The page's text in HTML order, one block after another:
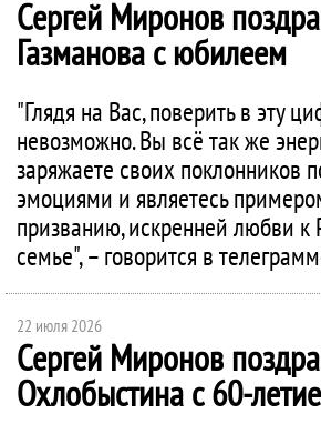
Сергей Миронов
Газманова с юбилеем
"Глядя на Вас, поверить в эту
невозможно. Вы всё так же
заряжаете своих поклонников
эмоциями и являетесь
призванию, искренней любви к
семье", – говорится в
22 июля 2026
Сергей Миронов
Охлобыстина с 60-